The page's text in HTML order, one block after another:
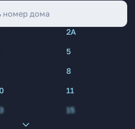
2А
5
8
11
15